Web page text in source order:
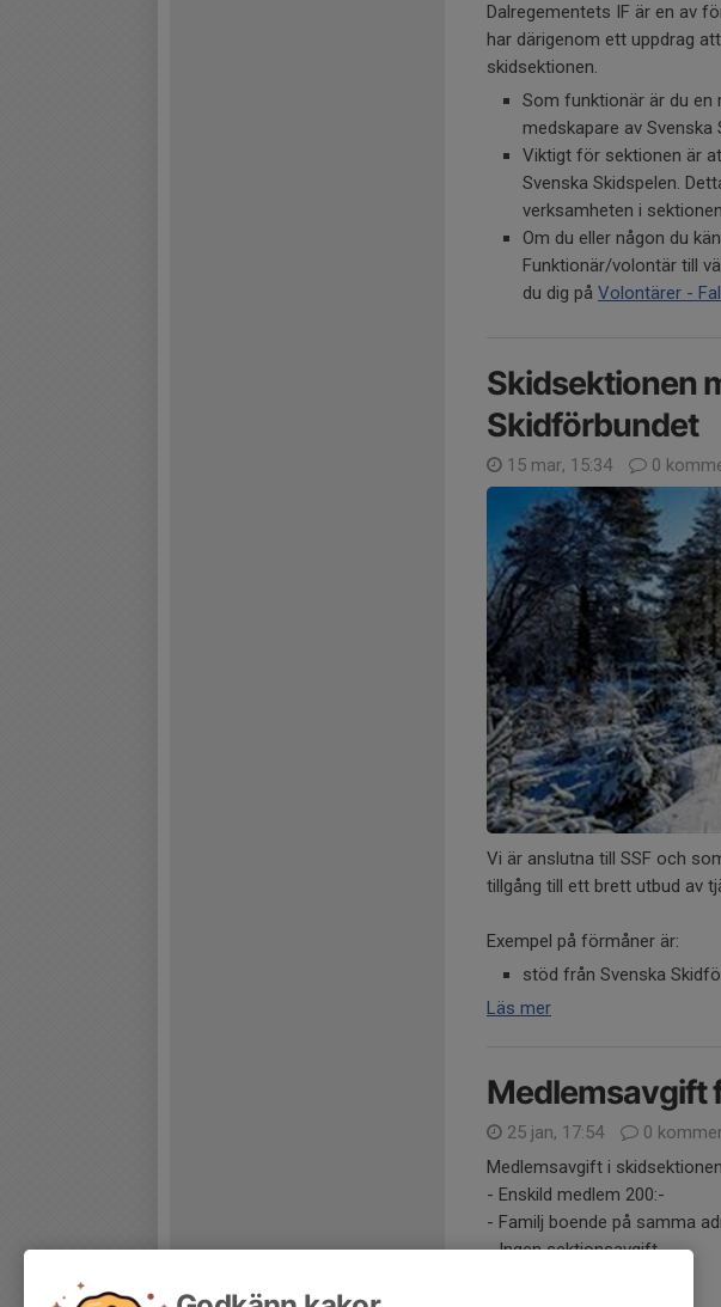
Dalregementets IF är en av
har därigenom ett uppdrag
skidsektionen.
Som funktionär är du en
medskapare av
Viktigt för sektionen är
Svenska Skidspelen.
verksamheten i
Om du eller någon du
Funktionär/volontär till
du dig på Volontärer -
Skidsektionen
Skidförbundet
15 mar, 15:34 0
Vi är anslutna till SSF och
tillgång till ett brett utbud av
Exempel på förmåner är:
stöd från Svenska
Läs mer
Medlemsavgift
25 jan, 17:54
0
Medlemsavgift i skidsektionen
- Enskild medlem 200:-
- Familj boende på samma
- Ingen sektionsavgift.